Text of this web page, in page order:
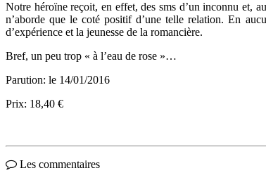
Notre héroïne reçoit, en effet, des sms d’un inconnu et,
n’aborde que le coté positif d’une telle relation. En
d’expérience et la jeunesse de la romancière.
Bref, un peu trop « à l’eau de rose »…
Parution: le 14/01/2016
Prix: 18,40 €
Les commentaires